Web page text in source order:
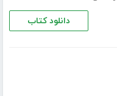
دانلود کتاب